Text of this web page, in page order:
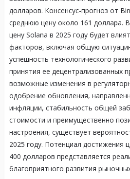
долларов. Консенсус-прогноз от
среднюю цену около 161 доллара.
цену Solana в 2025 году будет
факторов, включая общую
успешность технологического
принятия ее децентрализованных
возможные изменения в
одобрение обновления,
инфляции, стабильность общей
стоимости и преимущественно
настроения, существует
2025 году. Потенциал достижения
400 долларов представляется
благоприятного развития